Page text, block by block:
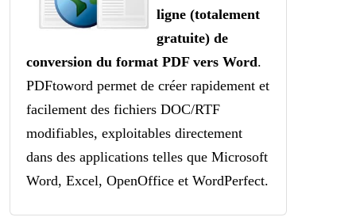
ligne (totalement
gratuite) de
conversion du format PDF vers Word.
PDFtoword permet de créer rapidement et
facilement des fichiers DOC/RTF
modifiables, exploitables directement
dans des applications telles que Microsoft
Word, Excel, OpenOffice et WordPerfect.